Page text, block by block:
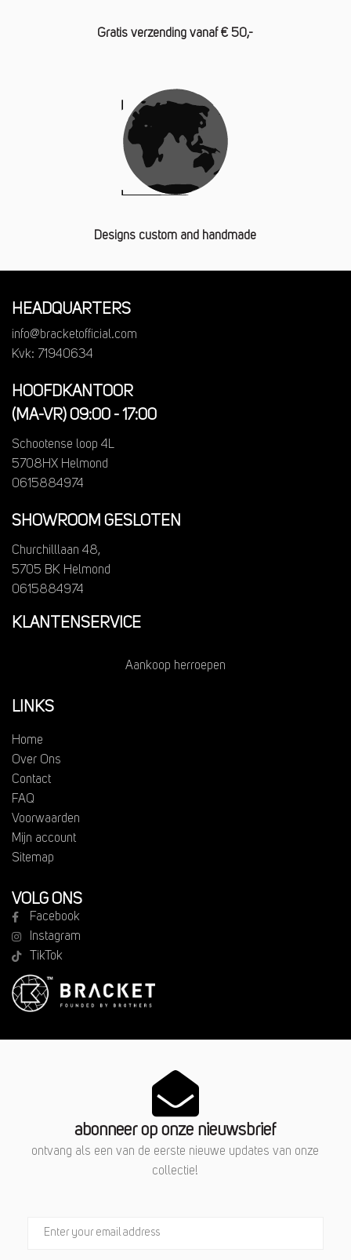
Gratis verzending vanaf € 50,-
Designs custom and handmade
HEADQUARTERS
info@bracketofficial.com
Kvk: 71940634
HOOFDKANTOOR
(MA-VR) 09:00 - 17:00
Schootense loop 4L
5708HX Helmond
0615884974
SHOWROOM GESLOTEN
Churchilllaan 48,
5705 BK Helmond
0615884974
KLANTENSERVICE
Aankoop herroepen
LINKS
Home
Over Ons
Contact
FAQ
Voorwaarden
Mijn account
Sitemap
VOLG ONS
Facebook
Instagram
TikTok
abonneer op onze nieuwsbrief
ontvang als een van de eerste nieuwe updates van onze
collectie!